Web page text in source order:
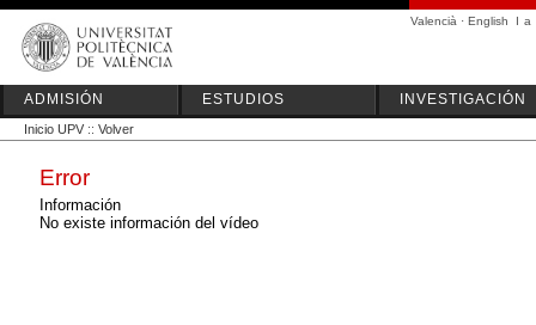
Valencià · English I a
ADMISIÓN ESTUDIOS INVESTIGACIÓN
Inicio UPV :: Volver
Error
Información
No existe información del vídeo